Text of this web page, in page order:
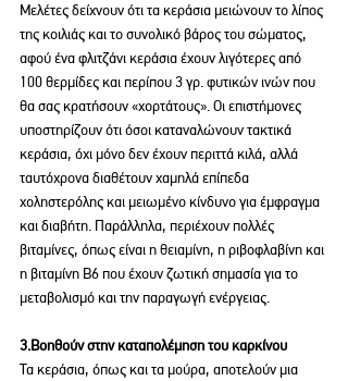
Μελέτες δείχνουν ότι τα κεράσια μειώνουν το λίπος
της κοιλιάς και το συνολικό βάρος του σώματος,
αφού ένα φλιτζάνι κεράσια έχουν λιγότερες από
100 θερμίδες και περίπου 3 γρ. φυτικών ινών που
θα σας κρατήσουν «χορτάτους». Οι επιστήμονες
υποστηρίζουν ότι όσοι καταναλώνουν τακτικά
κεράσια, όχι μόνο δεν έχουν περιττά κιλά, αλλά
ταυτόχρονα διαθέτουν χαμηλά επίπεδα
χοληστερόλης και μειωμένο κίνδυνο για έμφραγμα
και διαβήτη. Παράλληλα, περιέχουν πολλές
βιταμίνες, όπως είναι η θειαμίνη, η ριβοφλαβίνη και
η βιταμίνη Β6 που έχουν ζωτική σημασία για το
μεταβολισμό και την παραγωγή ενέργειας.
3.Βοηθούν στην καταπολέμηση του καρκίνου
Τα κεράσια, όπως και τα μούρα, αποτελούν μια